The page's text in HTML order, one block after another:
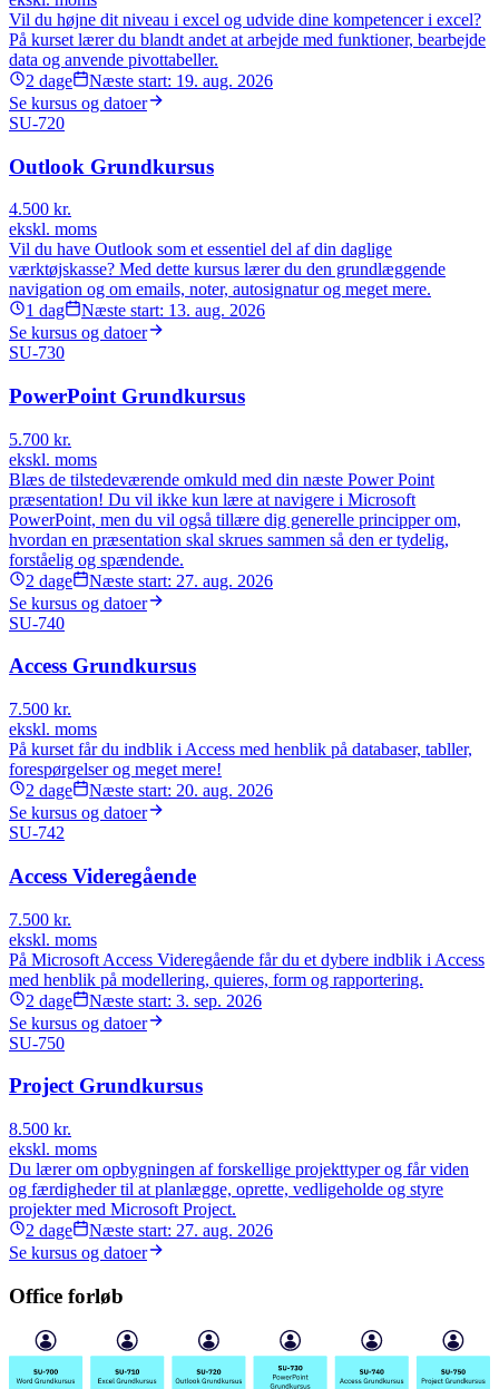
Vil du højne dit niveau i excel og udvide dine kompetencer i excel?
På kurset lærer du blandt andet at arbejde med funktioner, bearbejde
data og anvende pivottabeller.
2 dage Næste start: 19. aug. 2026
Se kursus og datoer
SU-720
Outlook Grundkursus
4.500 kr.
ekskl. moms
Vil du have Outlook som et essentiel del af din daglige
værktøjskasse? Med dette kursus lærer du den grundlæggende
navigation og om emails, noter, autosignatur og meget mere.
1 dag Næste start: 13. aug. 2026
Se kursus og datoer
SU-730
PowerPoint Grundkursus
5.700 kr.
ekskl. moms
Blæs de tilstedeværende omkuld med din næste Power Point
præsentation! Du vil ikke kun lære at navigere i Microsoft
PowerPoint, men du vil også tillære dig generelle principper om,
hvordan en præsentation skal skrues sammen så den er tydelig,
forståelig og spændende.
2 dage Næste start: 27. aug. 2026
Se kursus og datoer
SU-740
Access Grundkursus
7.500 kr.
ekskl. moms
På kurset får du indblik i Access med henblik på databaser, tabller,
forespørgelser og meget mere!
2 dage Næste start: 20. aug. 2026
Se kursus og datoer
SU-742
Access Videregående
7.500 kr.
ekskl. moms
På Microsoft Access Videregående får du et dybere indblik i Access
med henblik på modellering, quieres, form og rapportering.
2 dage Næste start: 3. sep. 2026
Se kursus og datoer
SU-750
Project Grundkursus
8.500 kr.
ekskl. moms
Du lærer om opbygningen af forskellige projekttyper og får viden
og færdigheder til at planlægge, oprette, vedligeholde og styre
projekter med Microsoft Project.
2 dage Næste start: 27. aug. 2026
Se kursus og datoer
Office forløb